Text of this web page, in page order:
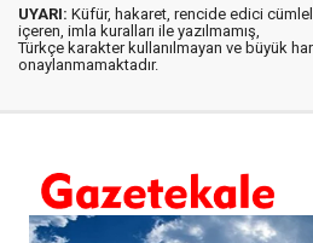
UYARI: Küfür, hakaret, rencide edici
içeren, imla kuralları ile yazılmamış,
Türkçe karakter kullanılmayan ve büyük
onaylanmamaktadır.